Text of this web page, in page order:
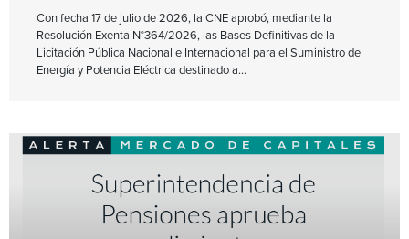
Con fecha 17 de julio de 2026, la CNE aprobó, mediante la
Resolución Exenta N°364/2026, las Bases Definitivas de la
Licitación Pública Nacional e Internacional para el Suministro de
Energía y Potencia Eléctrica destinado a